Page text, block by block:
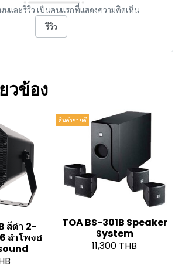
นและรีวิว เป็นคนแรกที่แสดงความคิดเห็น
รีวิว
วข้อง
สีดำ 2-
ลำโพงฮ
สินค้าขายดี
TOA BS-301B Speaker
System
11,300 THB